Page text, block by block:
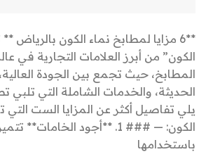
**6 مزايا لمطابخ نماء الكون بالرياض
الكون” من أبرز العلامات التجارية في
المطابخ، حيث تجمع بين الجودة
الحديثة، والخدمات الشاملة التي تلبي
يلي تفاصيل أكثر عن المزايا الست التي
الكون: — ### 1. **أجود
باستخدامها